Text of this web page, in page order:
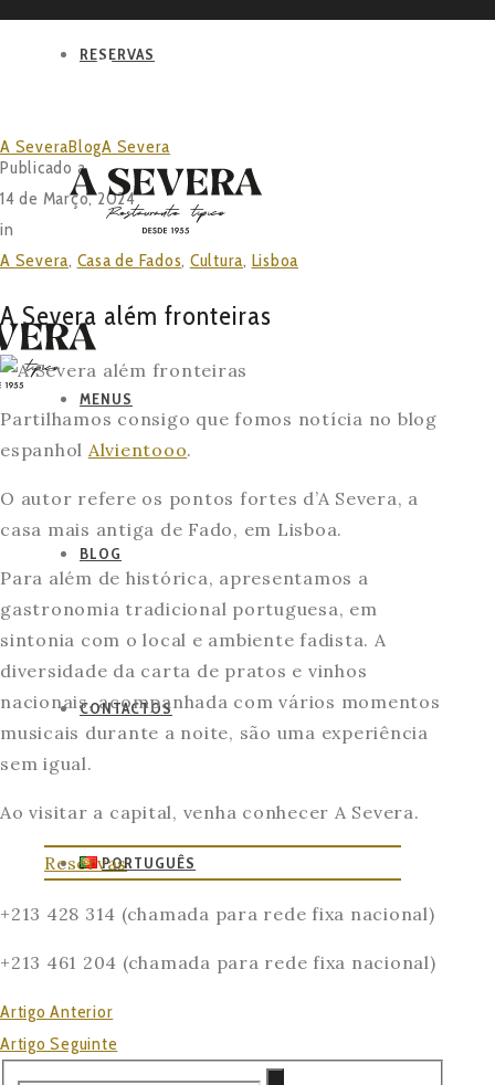
RESERVAS
MENUS
BLOG
CONTACTOS
PORTUGUÊS
BLOG
A SeveraBlogA Severa
Publicado a
14 de Março, 2024
in
A Severa, Casa de Fados, Cultura, Lisboa
A Severa além fronteiras
Partilhamos consigo que fomos notícia no blog
espanhol Alvientooo.
O autor refere os pontos fortes d’A Severa, a
casa mais antiga de Fado, em Lisboa.
Para além de histórica, apresentamos a
gastronomia tradicional portuguesa, em
sintonia com o local e ambiente fadista. A
diversidade da carta de pratos e vinhos
nacionais, acompanhada com vários momentos
musicais durante a noite, são uma experiência
sem igual.
Ao visitar a capital, venha conhecer A Severa.
Reservas
+213 428 314 (chamada para rede fixa nacional)
+213 461 204 (chamada para rede fixa nacional)
Artigo Anterior
Artigo Seguinte